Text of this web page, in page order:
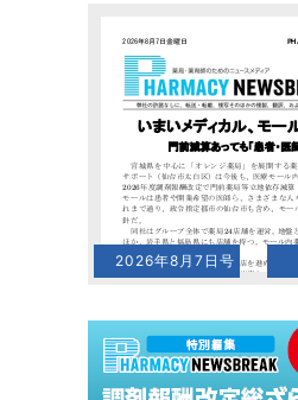
2026年8月7日号